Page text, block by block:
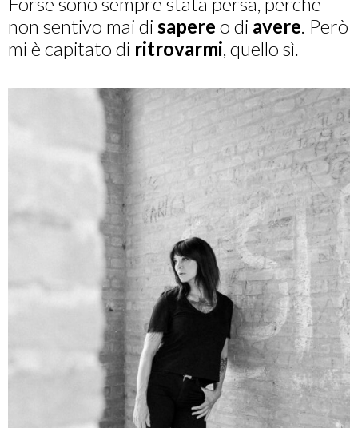
non sentivo mai di sapere o di avere . Però
mi è capitato di ritrovarmi , quello sì.